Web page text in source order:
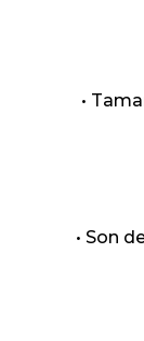
•
• Son